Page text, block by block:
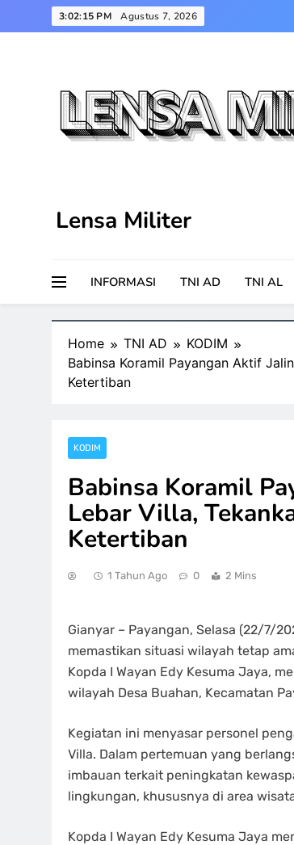
to
3:02:16 PM Agustus 7, 2026
Lensa Militer
INFORMASI TNI AD TNI AL
Home TNI AD
KODIM
Babinsa Koramil Payangan Aktif
Ketertiban
KODIM
Babinsa Koramil
Lebar Villa,
Ketertiban
1 Tahun Ago 0 2 Mins
Gianyar – Payangan, Selasa (22/7/
memastikan situasi wilayah tetap
Kopda I Wayan Edy Kesuma Jaya,
wilayah Desa Buahan, Kecamatan
Kegiatan ini menyasar personel
Villa. Dalam pertemuan yang
imbauan terkait peningkatan
lingkungan, khususnya di area
Kopda I Wayan Edy Kesuma Jaya